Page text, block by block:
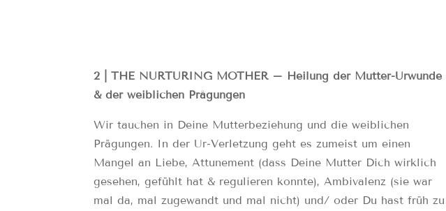
2 | THE NURTURING MOTHER – Heilung der Mutter-Urwunde
& der weiblichen Prägungen
Wir tauchen in Deine Mutterbeziehung und die weiblichen
Prägungen. In der Ur-Verletzung geht es zumeist um einen
Mangel an Liebe, Attunement (dass Deine Mutter Dich wirklich
gesehen, gefühlt hat & regulieren konnte), Ambivalenz (sie war
mal da, mal zugewandt und mal nicht) und/ oder Du hast früh zu